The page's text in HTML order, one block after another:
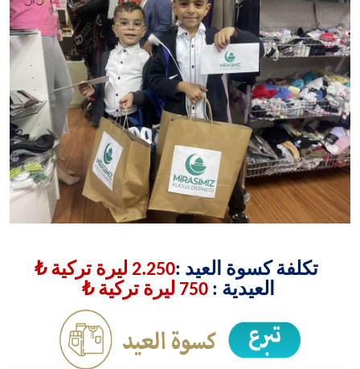
₺ تكلفة كسوة العيد :2.250 ليرة تركية
₺
العيدية :